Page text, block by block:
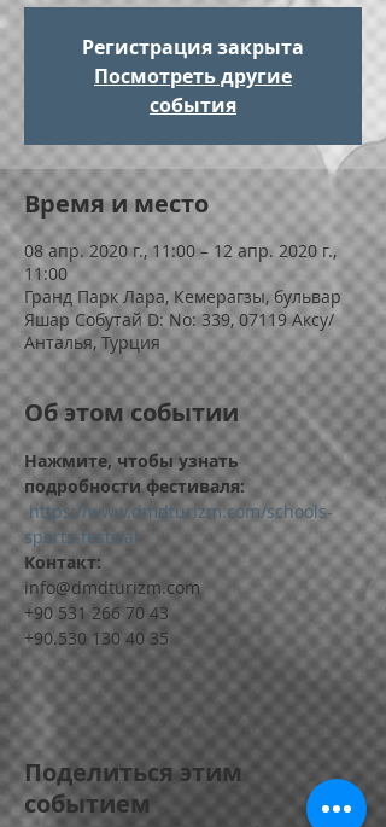
Регистрация закрыта
Посмотреть другие
события
Время и место
08 апр. 2020 г., 11:00 – 12 апр. 2020 г.,
11:00
Гранд Парк Лара, Кемерагзы, бульвар
Яшар Собутай D: No: 339, 07119 Аксу/
Анталья, Турция
Об этом событии
Нажмите, чтобы узнать
подробности фестиваля:
https://www.dmdturizm.com/schools-
sports-festival
Контакт:
info@dmdturizm.com
+90 531 266 70 43
+90.530 130 40 35
Поделиться этим
событием